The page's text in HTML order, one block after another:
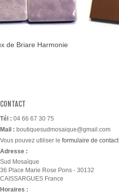
de Briare Harmonie
CONTACT
Tél : 04 66 67 30 75
Mail : boutiquesudmosaique@gmail.com
Vous pouvez utiliser le formulaire de contact
Adresse :
Sud Mosaïque
​36 Place Marie Rose Pons - 30132
CAISSARGUES France
Horaires :